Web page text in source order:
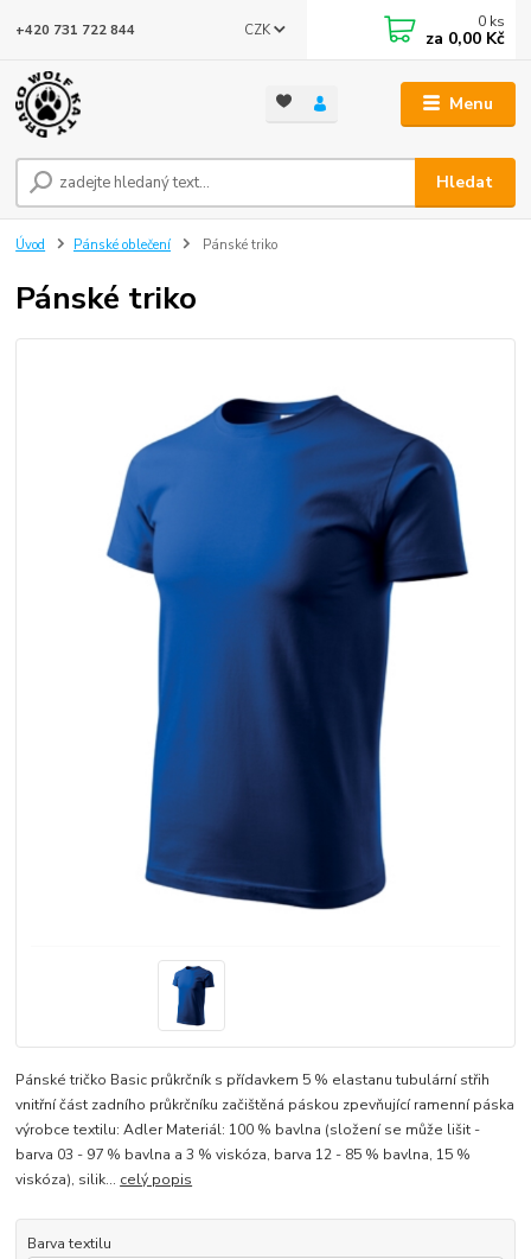
Menu
CZK
Hledat
+420 731 722 844 0 ks
za 0,00 Kč
Úvod Pánské oblečení Pánské triko
Pánské triko
Pánské tričko Basic průkrčník s přídavkem 5 % elastanu tubulární střih
vnitřní část zadního průkrčníku začištěná páskou zpevňující ramenní páska
výrobce textilu: Adler Materiál: 100 % bavlna (složení se může lišit -
barva 03 - 97 % bavlna a 3 % viskóza, barva 12 - 85 % bavlna, 15 %
viskóza), silik... celý popis
Barva textilu